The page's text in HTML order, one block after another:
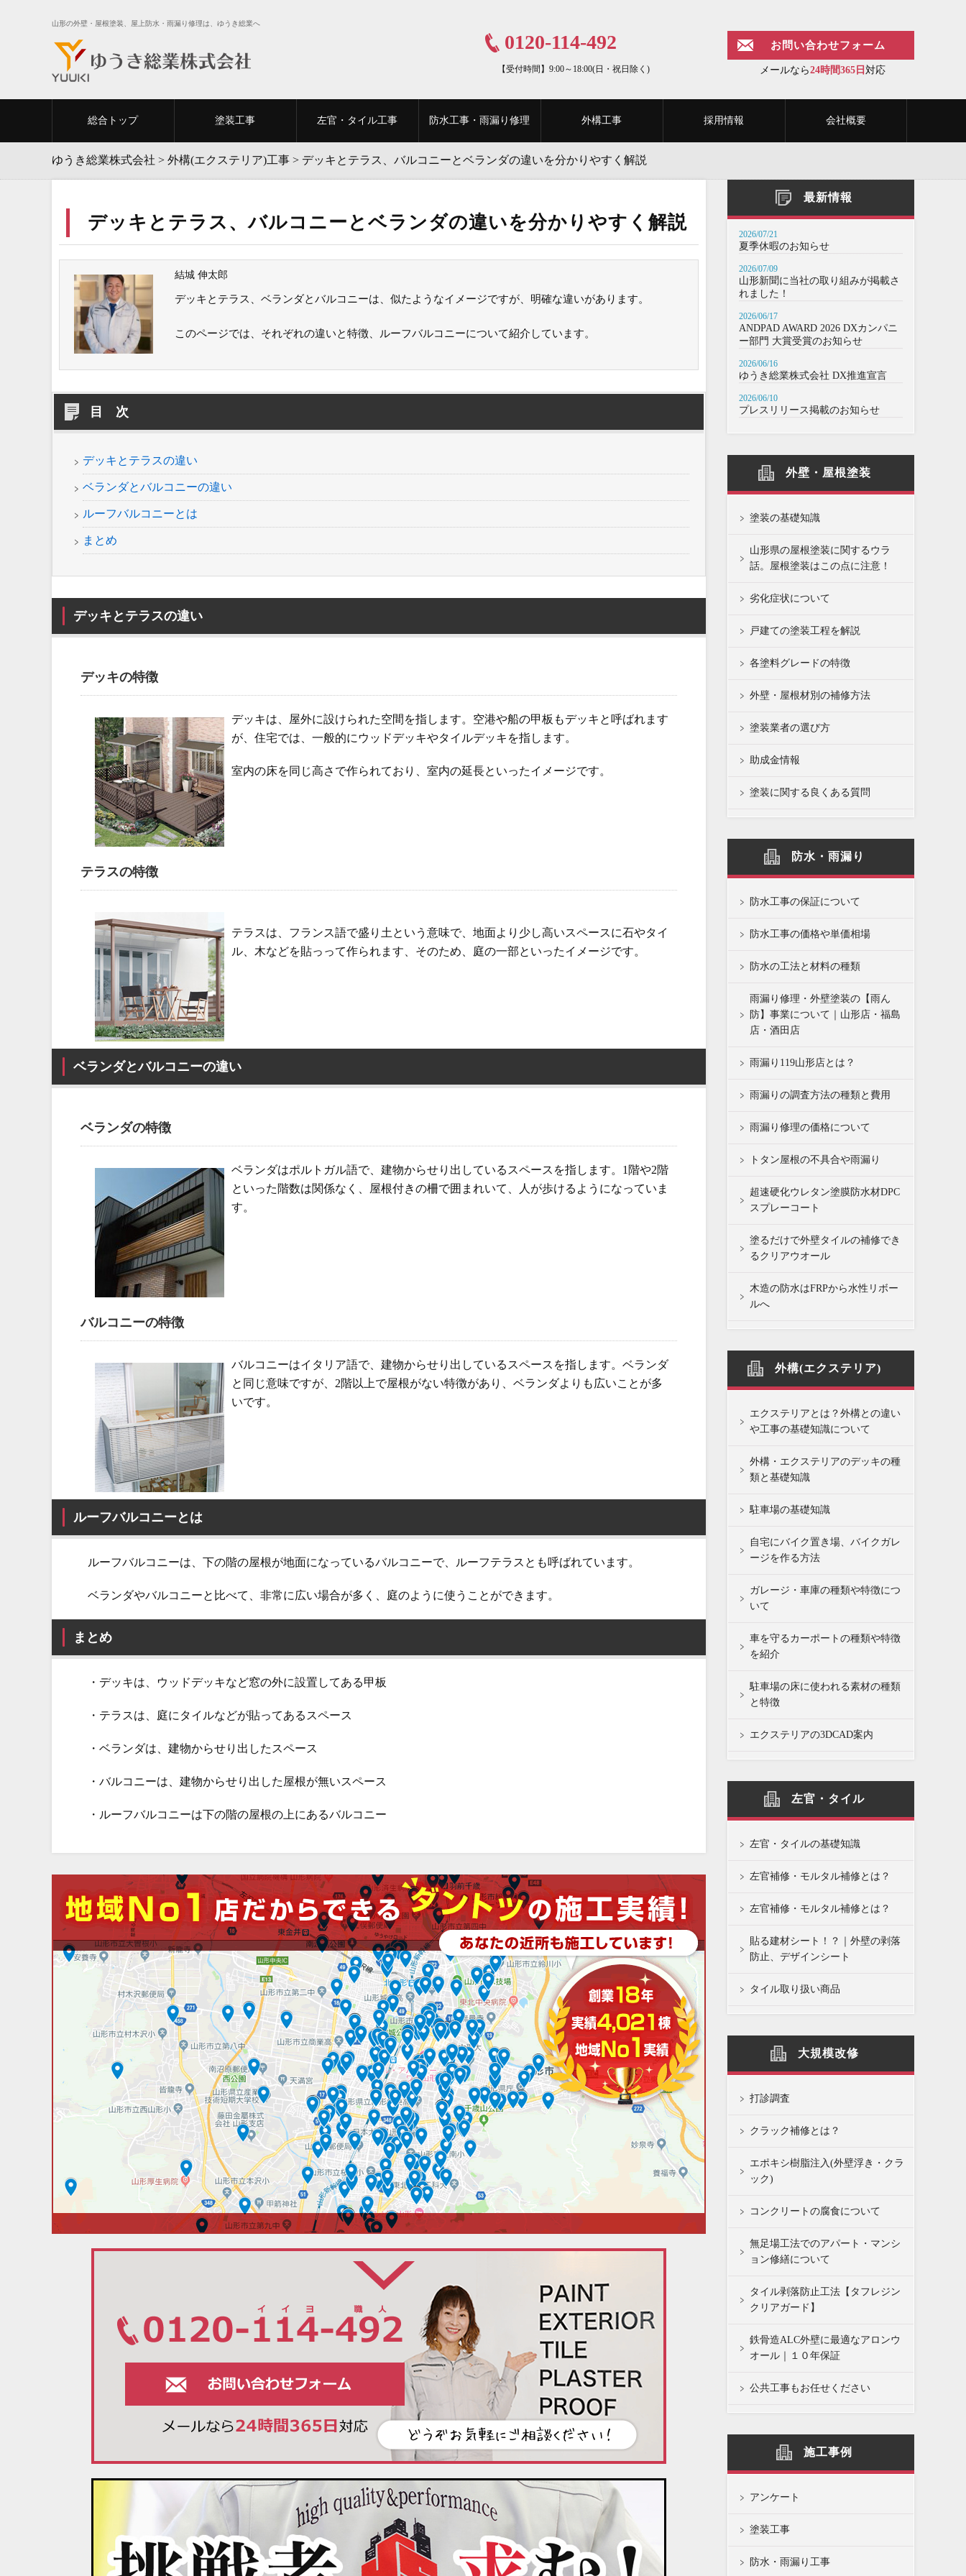
山形の外壁・屋根塗装、屋上防水・雨漏り修理は、ゆうき総業へ
0120-114-492
【受付時間】9:00～18:00(日・祝日除く)
お問い合わせフォーム
メールなら24時間365日 対応
総合トップ 塗装工事 左官・タイル工事 防水工事・雨漏り修理 外構工事 採用情報 会社概要
ゆうき総業株式会社 > 外構(エクステリア)工事 > デッキとテラス、バルコニーとベランダの違いを分かりやすく解説
デッキとテラス、バルコニーとベランダの違いを分かりやすく解説
結城 伸太郎
デッキとテラス、ベランダとバルコニーは、似たようなイメージですが、明確な違いがあります。
このページでは、それぞれの違いと特徴、ルーフバルコニーについて紹介しています。
目 次
デッキとテラスの違い
ベランダとバルコニーの違い
ルーフバルコニーとは
まとめ
デッキとテラスの違い
デッキの特徴
デッキは、屋外に設けられた空間を指します。空港や船の甲板もデッキと呼ばれます
が、住宅では、一般的にウッドデッキやタイルデッキを指します。
室内の床を同じ高さで作られており、室内の延長といったイメージです。
テラスの特徴
テラスは、フランス語で盛り土という意味で、地面より少し高いスペースに石やタイ
ル、木などを貼っって作られます、そのため、庭の一部といったイメージです。
ベランダとバルコニーの違い
ベランダの特徴
ベランダはポルトガル語で、建物からせり出しているスペースを指します。1階や2階
といった階数は関係なく、屋根付きの柵で囲まれいて、人が歩けるようになっていま
す。
バルコニーの特徴
バルコニーはイタリア語で、建物からせり出しているスペースを指します。ベランダ
と同じ意味ですが、2階以上で屋根がない特徴があり、ベランダよりも広いことが多
いです。
ルーフバルコニーとは
ルーフバルコニーは、下の階の屋根が地面になっているバルコニーで、ルーフテラスとも呼ばれています。
ベランダやバルコニーと比べて、非常に広い場合が多く、庭のように使うことができます。
まとめ
・デッキは、ウッドデッキなど窓の外に設置してある甲板
・テラスは、庭にタイルなどが貼ってあるスペース
・ベランダは、建物からせり出したスペース
・バルコニーは、建物からせり出した屋根が無いスペース
・ルーフバルコニーは下の階の屋根の上にあるバルコニー
最新情報
2026/07/21
夏季休暇のお知らせ
2026/07/09
山形新聞に当社の取り組みが掲載さ
れました！
2026/06/17
ANDPAD AWARD 2026 DXカンパニ
ー部門 大賞受賞のお知らせ
2026/06/16
ゆうき総業株式会社 DX推進宣言
2026/06/10
プレスリリース掲載のお知らせ
外壁・屋根塗装
塗装の基礎知識
山形県の屋根塗装に関するウラ
話。屋根塗装はこの点に注意！
劣化症状について
戸建ての塗装工程を解説
各塗料グレードの特徴
外壁・屋根材別の補修方法
塗装業者の選び方
助成金情報
塗装に関する良くある質問
防水・雨漏り
防水工事の保証について
防水工事の価格や単価相場
防水の工法と材料の種類
雨漏り修理・外壁塗装の【雨ん
防】事業について｜山形店・福島
店・酒田店
雨漏り119山形店とは？
雨漏りの調査方法の種類と費用
雨漏り修理の価格について
トタン屋根の不具合や雨漏り
超速硬化ウレタン塗膜防水材DPC
スプレーコート
塗るだけで外壁タイルの補修でき
るクリアウオール
木造の防水はFRPから水性リボー
ルへ
外構(エクステリア)
エクステリアとは？外構との違い
や工事の基礎知識について
外構・エクステリアのデッキの種
類と基礎知識
駐車場の基礎知識
自宅にバイク置き場、バイクガレ
ージを作る方法
ガレージ・車庫の種類や特徴につ
いて
車を守るカーポートの種類や特徴
を紹介
駐車場の床に使われる素材の種類
と特徴
エクステリアの3DCAD案内
左官・タイル
左官・タイルの基礎知識
左官補修・モルタル補修とは？
左官補修・モルタル補修とは？
貼る建材シート！？｜外壁の剥落
防止、デザインシート
タイル取り扱い商品
大規模改修
打診調査
クラック補修とは？
エポキシ樹脂注入(外壁浮き・クラ
ック)
コンクリートの腐食について
無足場工法でのアパート・マンシ
ョン修繕について
タイル剥落防止工法【タフレジン
クリアガード】
鉄骨造ALC外壁に最適なアロンウ
オール｜１０年保証
公共工事もお任せください
施工事例
アンケート
塗装工事
防水・雨漏り工事